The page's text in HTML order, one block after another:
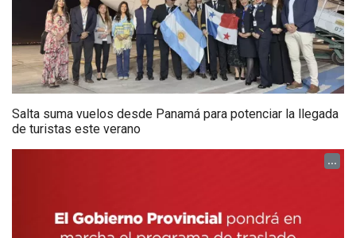
Salta suma vuelos desde Panamá para potenciar la llegada
de turistas este verano
...